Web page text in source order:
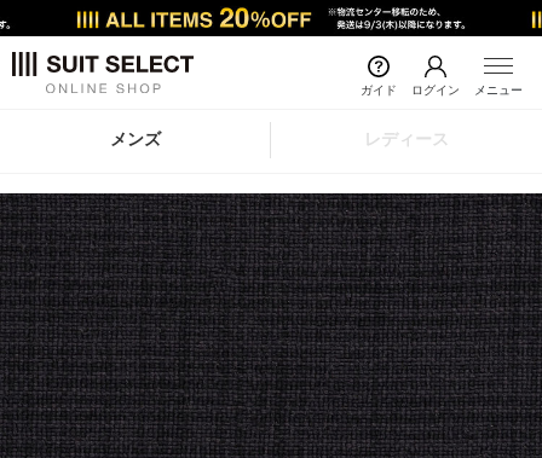
ガイド ログイン メニュー
メンズ レディース
前の画像 次